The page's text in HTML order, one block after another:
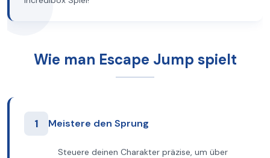
Wie man Escape Jump spielt
1 Meistere den Sprung
Steuere deinen Charakter präzise, um über